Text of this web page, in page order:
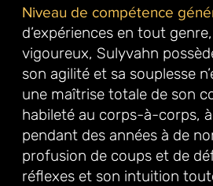
Niveau de compétence
d’expériences en tout
vigoureux, Sulyvahn
son agilité et sa souplesse
une maîtrise totale de son
habileté au corps-à-corps,
pendant des années à de
profusion de coups et de
réflexes et son intuition